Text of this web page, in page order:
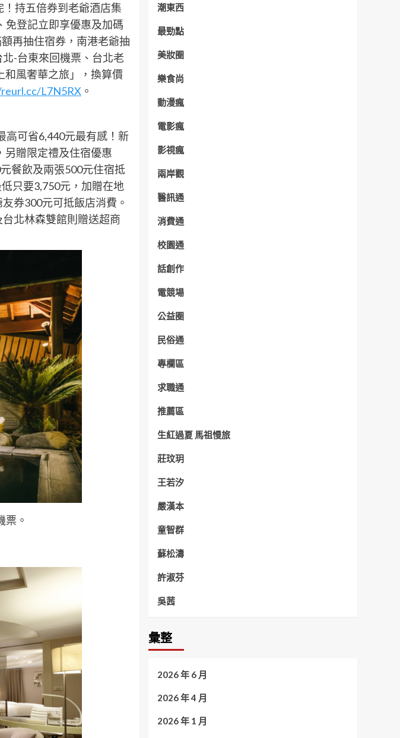
持五倍券到老爺酒店集
免登記立即享優惠及加碼
再抽住宿券，南港老爺抽
-台東來回機票、台北老
和風奢華之旅」，換算價
L7N5RX 。
高可省6,440元最有感！新
另贈限定禮及住宿優惠
餐飲及兩張500元住宿抵
只要3,750元，加贈在地
券300元可抵飯店消費。
北林森雙館則贈送超商
票。
潮東西
最勁點
美妝圈
樂食尚
動漫瘋
電影瘋
影視瘋
兩岸觀
醫訊通
消費通
校園通
話創作
電競場
公益圈
民俗通
專欄區
求職通
推薦區
生紅過夏 馬祖慢旅
莊玟玥
王若汐
嚴漢本
童智群
蘇松濤
許淑芬
吳茜
彙整
2026 年 6 月
2026 年 4 月
2026 年 1 月